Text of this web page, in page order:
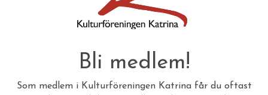
Bli medlem!
Som medlem i Kulturföreningen Katrina får du oftast